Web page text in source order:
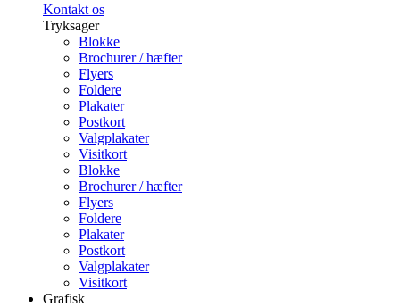
Kontakt os
Tryksager
Blokke
Brochurer / hæfter
Flyers
Foldere
Plakater
Postkort
Valgplakater
Visitkort
Blokke
Brochurer / hæfter
Flyers
Foldere
Plakater
Postkort
Valgplakater
Visitkort
Grafisk